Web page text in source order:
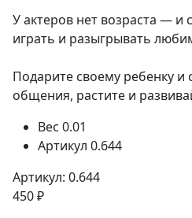
У актеров нет возраста — и
играть и разыгрывать
Подарите своему ребенку и
общения, растите и
Вес 0.01
Артикул 0.644
Артикул: 0.644
450 ₽